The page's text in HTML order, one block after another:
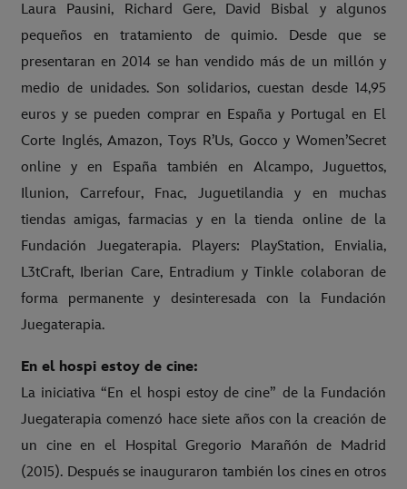
Laura Pausini, Richard Gere, David Bisbal y algunos
pequeños en tratamiento de quimio. Desde que se
presentaran en 2014 se han vendido más de un millón y
medio de unidades. Son solidarios, cuestan desde 14,95
euros y se pueden comprar en España y Portugal en El
Corte Inglés, Amazon, Toys R’Us, Gocco y Women’Secret
online y en España también en Alcampo, Juguettos,
Ilunion, Carrefour, Fnac, Juguetilandia y en muchas
tiendas amigas, farmacias y en la tienda online de la
Fundación Juegaterapia. Players: PlayStation, Envialia,
L3tCraft, Iberian Care, Entradium y Tinkle colaboran de
forma permanente y desinteresada con la Fundación
Juegaterapia.
En el hospi estoy de cine:
La iniciativa “En el hospi estoy de cine” de la Fundación
Juegaterapia comenzó hace siete años con la creación de
un cine en el Hospital Gregorio Marañón de Madrid
(2015). Después se inauguraron también los cines en otros